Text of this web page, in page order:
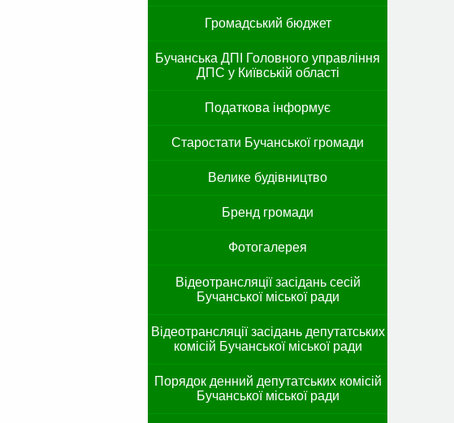
Громадський бюджет
Бучанська ДПІ Головного управління
ДПС у Київській області
Податкова інформує
Старостати Бучанської громади
Велике будівництво
Бренд громади
Фотогалерея
Відеотрансляції засідань сесій
Бучанської міської ради
Відеотрансляції засідань депутатських
комісій Бучанської міської ради
Порядок денний депутатських комісій
Бучанської міської ради